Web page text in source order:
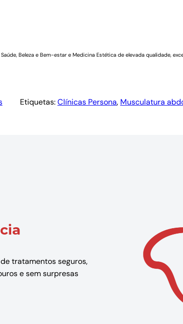
Beleza e Bem-estar e Medicina Estética de elevada qualidade,
Etiquetas:Clínicas Persona, Musculatura
tratamentos seguros,
e sem surpresas